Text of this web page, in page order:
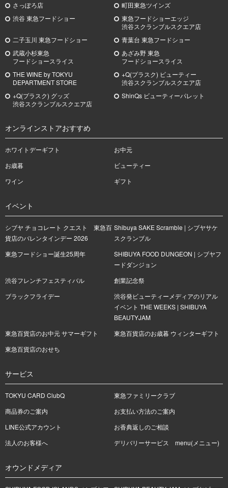
さっぽろ店
町田東急ツインズ
渋谷 東急フードショー
東急フードショーエッジ
渋谷スクランブルスクエア店
二子玉川 東急フードショー
青葉台 東急フードショー
武蔵小杉東急
フードショースライス
あざみ野東急
フードショースライス
THE WINE by TOKYU
DEPARTMENT STORE
+Q(プラスク) ビューティー
渋谷スクランブルスクエア店
+Q(プラスク) グッズ
渋谷スクランブルスクエア店
ShinQs ビューティーパレット
オンラインストアおすすめ
ホワイトデーギフト
お中元
お歳暮
ビューティー
ワイン
ギフト
イベント
シブヤ チョコレート クエスト 東急百
貨店のバレンタインデー 2026
Shibuya SAKE Scramble | シブヤサケ
スクランブル
東急フードショー誕生25周年
SHIBUYA FOOD DUNGEON | シブヤフ
ードダンジョン
渋谷フレンチフェスティバル
創業記念祭
ブラックフライデー
渋谷発ビューティーメディアのリアル
イベント THE WEEKS | SHIBUYA
BEAUTYJAM
東急百貨店のお中元 サマーギフト
東急百貨店のお歳暮 ウィンターギフト
東急百貨店のおせち
サービス
TOKYU CARD ClubQ
東急ファミリークラブ
商品券のご案内
お支払い方法のご案内
LINE公式アカウント
お香典返しのご相談
法人のお客様へ
デリバリーサービス menu(メニュー)
オウンドメディア